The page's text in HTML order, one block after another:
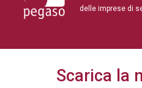
delle imprese di
Scarica la